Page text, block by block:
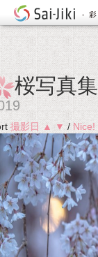
桜写真集
撮影日 ▲ ▼ / Nice!